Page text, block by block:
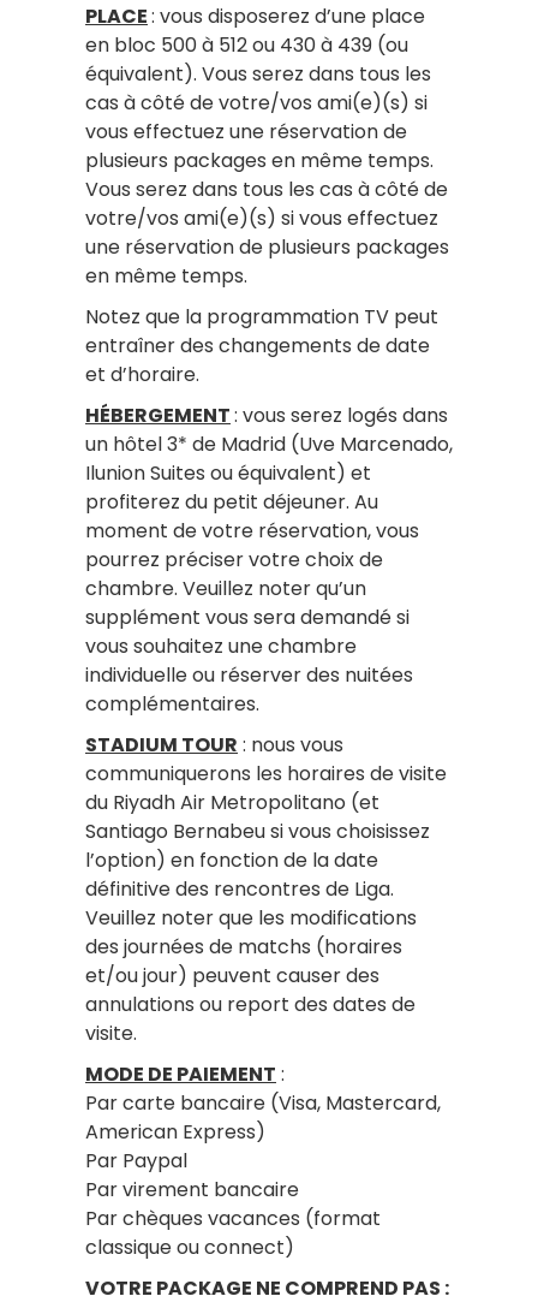
PLACE: vous disposerez d’une place
en bloc 500 à 512 ou 430 à 439 (ou
équivalent). Vous serez dans tous les
cas à côté de votre/vos ami(e)(s) si
vous effectuez une réservation de
plusieurs packages en même temps.
Vous serez dans tous les cas à côté de
votre/vos ami(e)(s) si vous effectuez
une réservation de plusieurs packages
en même temps.
Notez que la programmation TV peut
entraîner des changements de date
et d’horaire.
HÉBERGEMENT: vous serez logés dans
un hôtel 3* de Madrid (Uve Marcenado,
Ilunion Suites ou équivalent) et
profiterez du petit déjeuner. Au
moment de votre réservation, vous
pourrez préciser votre choix de
chambre. Veuillez noter qu’un
supplément vous sera demandé si
vous souhaitez une chambre
individuelle ou réserver des nuitées
complémentaires.
STADIUM TOUR : nous vous
communiquerons les horaires de visite
du Riyadh Air Metropolitano (et
Santiago Bernabeu si vous choisissez
l’option) en fonction de la date
définitive des rencontres de Liga.
Veuillez noter que les modifications
des journées de matchs (horaires
et/ou jour) peuvent causer des
annulations ou report des dates de
visite.
MODE DE PAIEMENT :
Par carte bancaire (Visa, Mastercard,
American Express)
Par Paypal
Par virement bancaire
Par chèques vacances (format
classique ou connect)
VOTRE PACKAGE NE COMPREND PAS :